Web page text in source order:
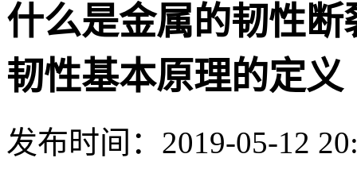
什么是金属的韧性
韧性基本原理的定义
发布时间：2019-05-12